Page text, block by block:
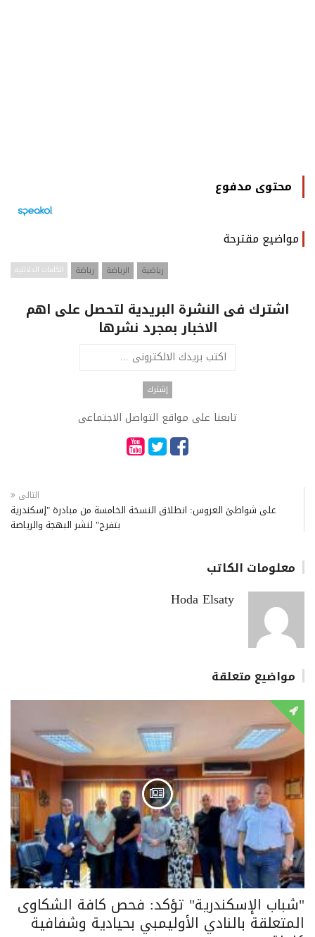
محتوى مدفوع
مواضيع مقترحة
الكلمات الدلائليه رياضة الرياضة رياضية
اشترك فى النشرة البريدية لتحصل على اهم
الاخبار بمجرد نشرها
تابعنا على مواقع التواصل الاجتماعى
التالى
على شواطئ العروس: انطلاق النسخة الخامسة من مبادرة "إسكندرية
بتفرح" لنشر البهجة والرياضة
معلومات الكاتب
Hoda Elsaty
مواضيع متعلقة
"شباب الإسكندرية" تؤكد: فحص كافة الشكاوى
المتعلقة بالنادي الأوليمبي بحيادية وشفافية